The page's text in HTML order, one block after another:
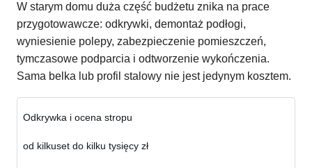
W starym domu duża część budżetu znika na prace
przygotowawcze: odkrywki, demontaż podłogi,
wyniesienie polepy, zabezpieczenie pomieszczeń,
tymczasowe podparcia i odtworzenie wykończenia.
Sama belka lub profil stalowy nie jest jedynym kosztem.
Odkrywka i ocena stropu
od kilkuset do kilku tysięcy zł